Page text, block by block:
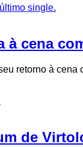
à cena
retorno à cena
de